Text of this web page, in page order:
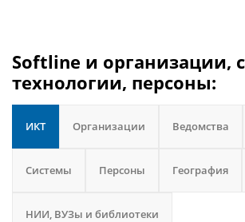
Softline и организации,
технологии, персоны:
ИКТ Организации Ведомства
Системы Персоны География
НИИ, ВУЗы и библиотеки